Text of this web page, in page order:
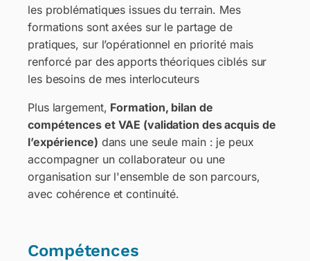
les problématiques issues du terrain. Mes
formations sont axées sur le partage de
pratiques, sur l’opérationnel en priorité mais
renforcé par des apports théoriques ciblés sur
les besoins de mes interlocuteurs
Plus largement, Formation, bilan de
compétences et VAE (validation des acquis de
l’expérience) dans une seule main : je peux
accompagner un collaborateur ou une
organisation sur l'ensemble de son parcours,
avec cohérence et continuité.
Compétences